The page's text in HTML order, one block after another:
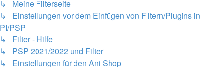
↳ Meine Filterseite
↳ Einstellungen vor dem Einfügen von Filtern/Plugins in
PI/PSP
↳ Filter - Hilfe
↳ PSP 2021/2022 und Filter
↳ Einstellungen für den Ani Shop